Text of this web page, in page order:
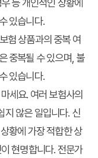
등 개인적인 상황에
있습니다.
험 상품과의 중복 여
중복될 수 있으며, 불
있습니다.
세요. 여러 보험사의
지 않은 일입니다. 신
황에 가장 적합한 상
현명합니다. 전문가